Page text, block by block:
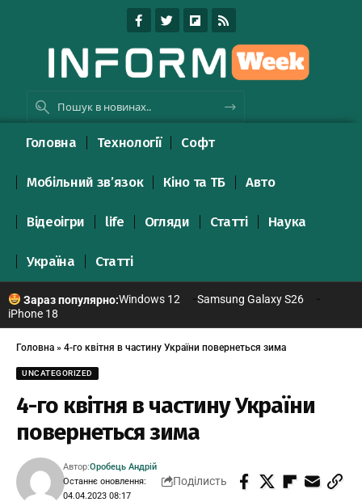
Головна Технології Софт
Мобільний зв’язок Кіно та ТБ Авто
Відеоігри life Огляди Статті Наука
Україна Статті
Зараз популярно:Windows 12
Samsung Galaxy S26
iPhone 18
Головна » 4-го квітня в частину України повернеться зима
UNCATEGORIZED
4-го квітня в частину України
повернеться зима
Останнє оновлення:
04.04.2023 08:17
Автор:Оробець Андрій
Поділисть